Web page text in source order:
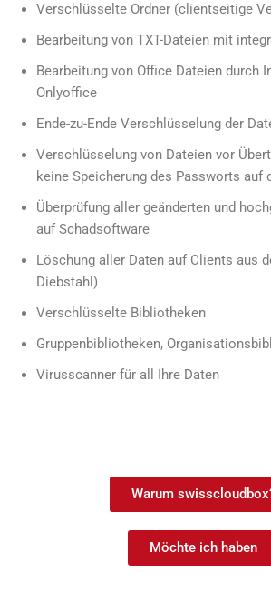
Verschlüsselte Ordner (clientseitige
Bearbeitung von TXT-Dateien mit
Bearbeitung von Office Dateien durch
Onlyoffice
Ende-zu-Ende Verschlüsselung der
Verschlüsselung von Dateien vor
keine Speicherung des Passworts auf
Überprüfung aller geänderten und
auf Schadsoftware
Löschung aller Daten auf Clients aus
Diebstahl)
Verschlüsselte Bibliotheken
Gruppenbibliotheken,
Virusscanner für all Ihre Daten
Warum
Möchte ich haben